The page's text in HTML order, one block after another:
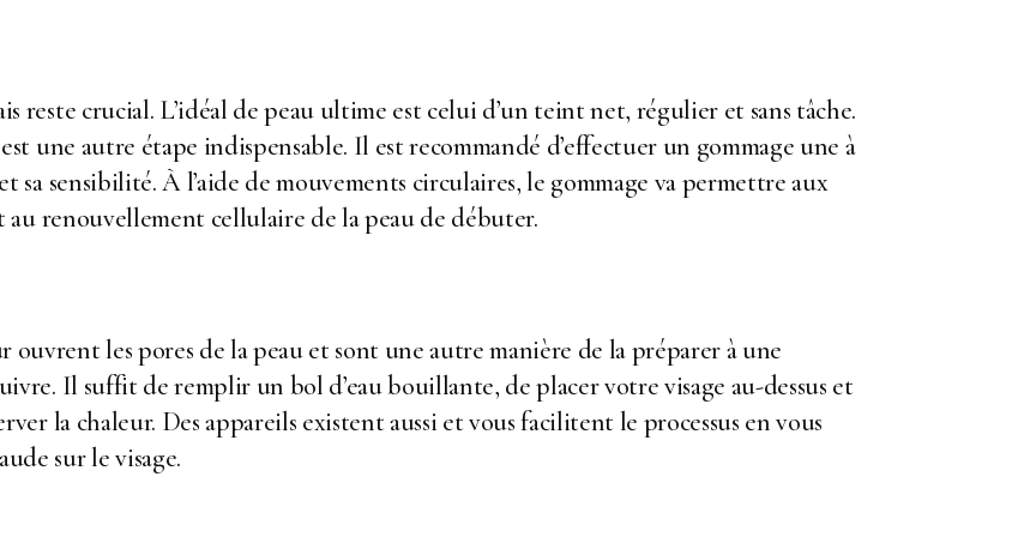
reste crucial. L’idéal de peau ultime est celui d’un teint net, régulier et sans tâche.
une autre étape indispensable. Il est recommandé d’effectuer un gommage une à
sa sensibilité. À l’aide de mouvements circulaires, le gommage va permettre aux
au renouvellement cellulaire de la peau de débuter.
ouvrent les pores de la peau et sont une autre manière de la préparer à une
Il suffit de remplir un bol d’eau bouillante, de placer votre visage au-dessus et
la chaleur. Des appareils existent aussi et vous facilitent le processus en vous
sur le visage.